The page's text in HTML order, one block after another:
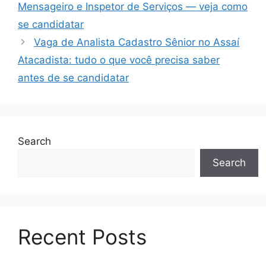
Mensageiro e Inspetor de Serviços — veja como
se candidatar
Vaga de Analista Cadastro Sênior no Assaí
Atacadista: tudo o que você precisa saber
antes de se candidatar
Search
Search
Recent Posts